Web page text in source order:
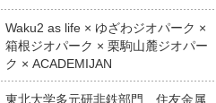
Waku2 as life × ゆざわジオパーク ×
箱根ジオパーク × 栗駒山麓ジオパー
ク × ACADEMIJAN
東北大学多元研非鉄部門 住友金属